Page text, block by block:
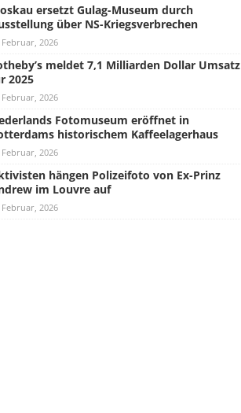
ersetzt Gulag-Museum durch
über NS-Kriegsverbrechen
Februar, 2026
meldet 7,1 Milliarden Dollar Umsatz
2025
Februar, 2026
Fotomuseum eröffnet in
historischem Kaffeelagerhaus
Februar, 2026
hängen Polizeifoto von Ex-Prinz
im Louvre auf
Februar, 2026